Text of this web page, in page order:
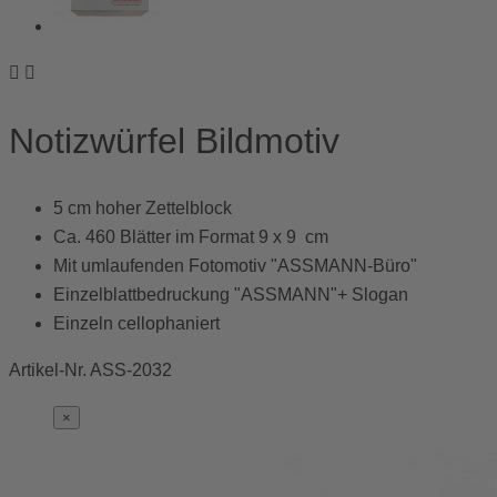
 
Notizwürfel Bildmotiv
5 cm hoher Zettelblock
Ca. 460 Blätter im Format 9 x 9 cm
Mit umlaufenden Fotomotiv "ASSMANN-Büro"
Einzelblattbedruckung "ASSMANN"+ Slogan
Einzeln cellophaniert
Artikel-Nr. ASS-2032
×